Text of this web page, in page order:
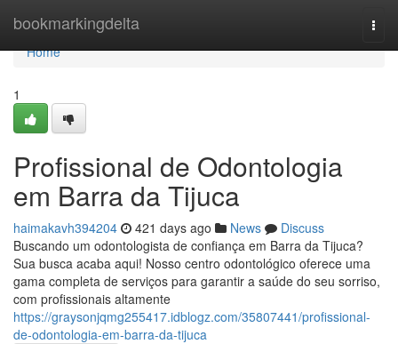
bookmarkingdelta
Home
Home
1
Profissional de Odontologia
em Barra da Tijuca
haimakavh394204 421 days ago News
Discuss
Buscando um odontologista de confiança em Barra da Tijuca?
Sua busca acaba aqui! Nosso centro odontológico oferece uma
gama completa de serviços para garantir a saúde do seu sorriso,
com profissionais altamente
https://graysonjqmg255417.idblogz.com/35807441/profissional-
de-odontologia-em-barra-da-tijuca